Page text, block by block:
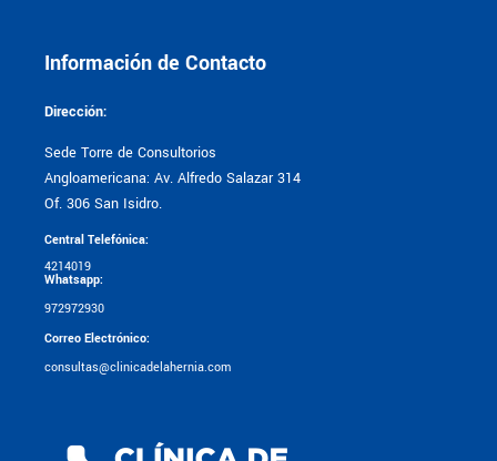
Información de Contacto
Dirección:
Sede Torre de Consultorios
Angloamericana: Av. Alfredo Salazar 314
Of. 306 San Isidro.
Central Telefónica:
4214019
Whatsapp:
972972930
Correo Electrónico:
consultas@clinicadelahernia.com